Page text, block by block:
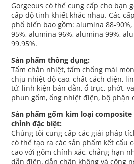
Gorgeous có thể cung cấp cho bạn
cấp độ tinh khiết khác nhau. Các
phổ biến bao gồm: alumina 88-
95%, alumina 96%, alumina 99%,
99.95%.
Sản phẩm thông dụng:
Tấm chắn nhiệt, tấm chống mài
chịu nhiệt độ cao, chất cách điện,
tử, linh kiện bán dẫn, ổ trục, phớt,
phun gốm, ống nhiệt điện, bộ phận
Sản phẩm gốm kim loại
chỉnh đặc biệt:
Chúng tôi cung cấp các giải pháp
có thể tạo ra các sản phẩm kết cấu
cao với gốm chính xác, chẳng hạn
dẫn điện, dẫn chân không và công